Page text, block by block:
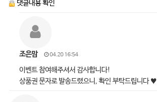
댓글내용 확인
조은맘 04.20 16:54
이벤트 참여해주셔서 감사합니다!
상품권 문자로 발송드렸으니, 확인 부탁드립니다 ♥